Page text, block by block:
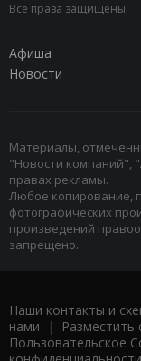
Все права защищены.
Афиша
Новости
Материалы,
"Новости компаний",
правах рекламы.
Любое копирование,
фотографических
произведений
запрещено.
Наши контакты и
нами | Разместить
Пользовательское